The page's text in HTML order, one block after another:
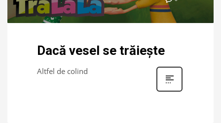
Dacă vesel se trăiește
Altfel de colind